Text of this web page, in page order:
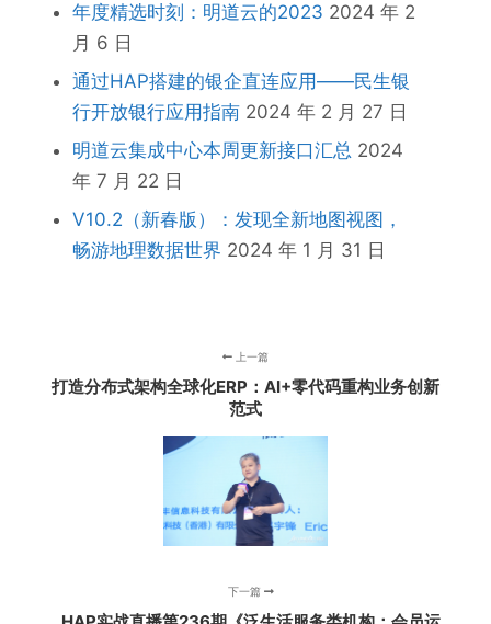
年度精选时刻：明道云的2023 2024 年 2
月 6 日
通过HAP搭建的银企直连应用——民生银
行开放银行应用指南2024 年 2 月 27 日
明道云集成中心本周更新接口汇总 2024
年 7 月 22 日
V10.2（新春版）：发现全新地图视图，
畅游地理数据世界 2024 年 1 月 31 日
上一篇
打造分布式架构全球化ERP：AI+零代码重构业务创新
范式
下一篇